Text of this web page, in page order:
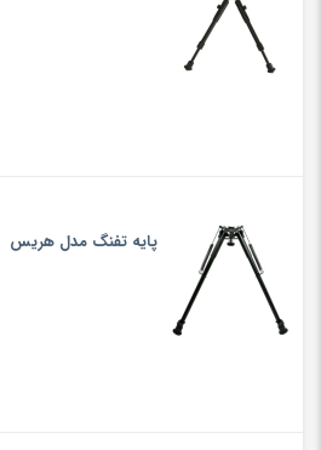
پایه تفنگ مدل هریس